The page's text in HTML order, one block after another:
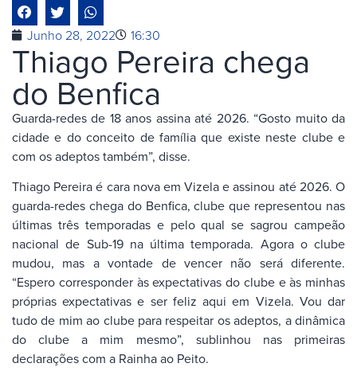
Junho 28, 2022 16:30
Thiago Pereira chega
do Benfica
Guarda-redes de 18 anos assina até 2026. “Gosto muito da
cidade e do conceito de família que existe neste clube e
com os adeptos também”, disse.
Thiago Pereira é cara nova em Vizela e assinou até 2026. O
guarda-redes chega do Benfica, clube que representou nas
últimas três temporadas e pelo qual se sagrou campeão
nacional de Sub-19 na última temporada. Agora o clube
mudou, mas a vontade de vencer não será diferente.
“Espero corresponder às expectativas do clube e às minhas
próprias expectativas e ser feliz aqui em Vizela. Vou dar
tudo de mim ao clube para respeitar os adeptos, a dinâmica
do clube a mim mesmo”, sublinhou nas primeiras
declarações com a Rainha ao Peito.